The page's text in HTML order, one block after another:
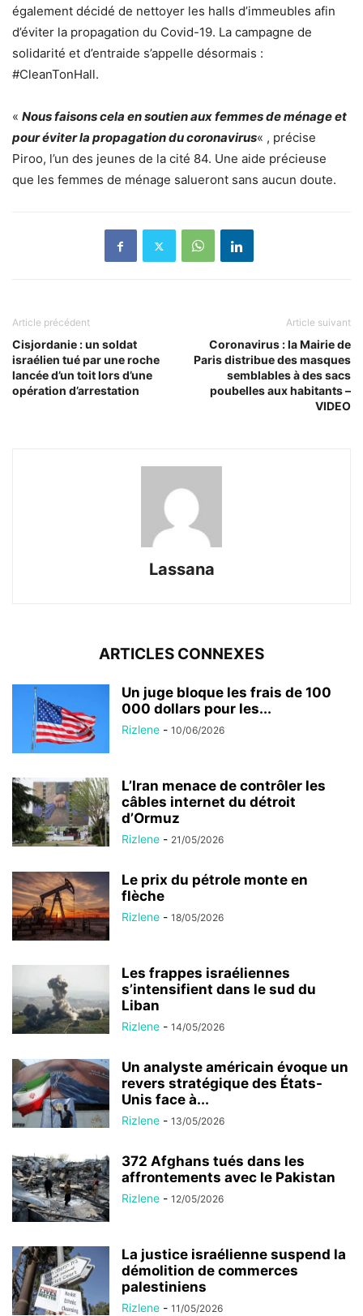
également décidé de nettoyer les halls d’immeubles afin
d’éviter la propagation du Covid-19. La campagne de
solidarité et d’entraide s’appelle désormais :
#CleanTonHall.
« Nous faisons cela en soutien aux femmes de ménage et
pour éviter la propagation du coronavirus« , précise
Piroo, l’un des jeunes de la cité 84. Une aide précieuse
que les femmes de ménage salueront sans aucun doute.
Article précédent
Cisjordanie : un soldat
israélien tué par une roche
lancée d’un toit lors d’une
opération d’arrestation
Article suivant
Coronavirus : la Mairie de
Paris distribue des masques
semblables à des sacs
poubelles aux habitants –
VIDEO
Lassana
ARTICLES CONNEXES
Un juge bloque les frais de 100
000 dollars pour les...
Rizlene - 10/06/2026
L’Iran menace de contrôler les
câbles internet du détroit
d’Ormuz
Rizlene - 21/05/2026
Le prix du pétrole monte en
flèche
Rizlene - 18/05/2026
Les frappes israéliennes
s’intensifient dans le sud du
Liban
Rizlene - 14/05/2026
Un analyste américain évoque un
revers stratégique des États-
Unis face à...
Rizlene - 13/05/2026
372 Afghans tués dans les
affrontements avec le Pakistan
Rizlene - 12/05/2026
La justice israélienne suspend la
démolition de commerces
palestiniens
Rizlene - 11/05/2026